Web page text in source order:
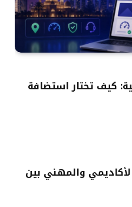
كيف تختار استضافة
والمهني بين